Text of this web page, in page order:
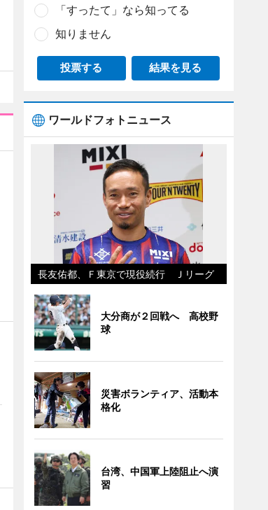
「すったて」なら知ってる
知りません
投票する 結果を見る
ワールドフォトニュース
長友佑都、Ｆ東京で現役続行 Ｊリーグ
大分商が２回戦へ 高校野
球
災害ボランティア、活動本
格化
台湾、中国軍上陸阻止へ演
習